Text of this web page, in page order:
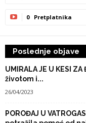
0 Pretplatnika
Poslednje objave
UMIRALA JE U KESI
životom i...
26/04/2023
POROĐAJ U